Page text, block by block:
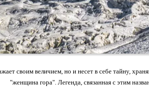
своим величием, но и несет в себе тайну,
"женщина гора". Легенда, связанная с этим